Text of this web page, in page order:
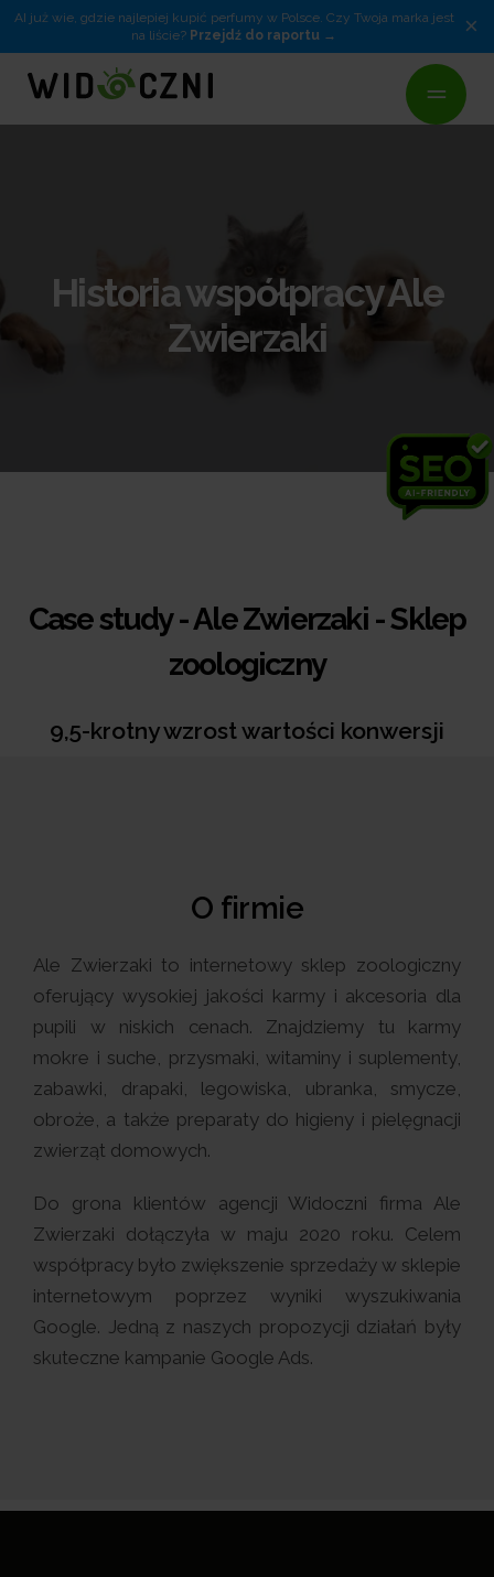
AI już wie, gdzie najlepiej kupić perfumy w Polsce. Czy Twoja marka jest
na liście? Przejdź do raportu ×
Historia współpracy Ale
Zwierzaki
Case study - Ale Zwierzaki - Sklep
zoologiczny
9,5-krotny wzrost wartości konwersji
O firmie
Ale Zwierzaki to internetowy sklep zoologiczny
oferujący wysokiej jakości karmy i akcesoria dla
pupili w niskich cenach. Znajdziemy tu karmy
mokre i suche, przysmaki, witaminy i suplementy,
zabawki, drapaki, legowiska, ubranka, smycze,
obroże, a także preparaty do higieny i pielęgnacji
zwierząt domowych.
Do grona klientów agencji Widoczni firma Ale
Zwierzaki dołączyła w maju 2020 roku. Celem
współpracy było zwiększenie sprzedaży w sklepie
internetowym poprzez wyniki wyszukiwania
Google. Jedną z naszych propozycji działań były
skuteczne kampanie Google Ads.